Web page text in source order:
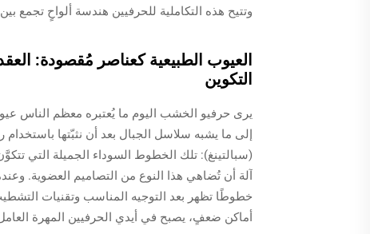
وتتيح هذه التكاملية للحرفيين هندسة ألواحٍ تجمع
العيوب الطبيعية كعناصر مُقصودة:
التكوين
يرى حرفيو الخشب اليوم ما يُعتبره معظم الناس
إلى ما يشبه سلاسل الجبال بعد أن نثبّتها
(سبالتينغ): تلك الخطوط السوداء الجميلة التي
آلة أن تُضاهي هذا النوع من التصاميم العضوية.
خطوطًا تظهر بعد التوجيه المناسب وتقنيات
أماكن ضعفٍ، يصبح في أيدي الحرفيين المهرة